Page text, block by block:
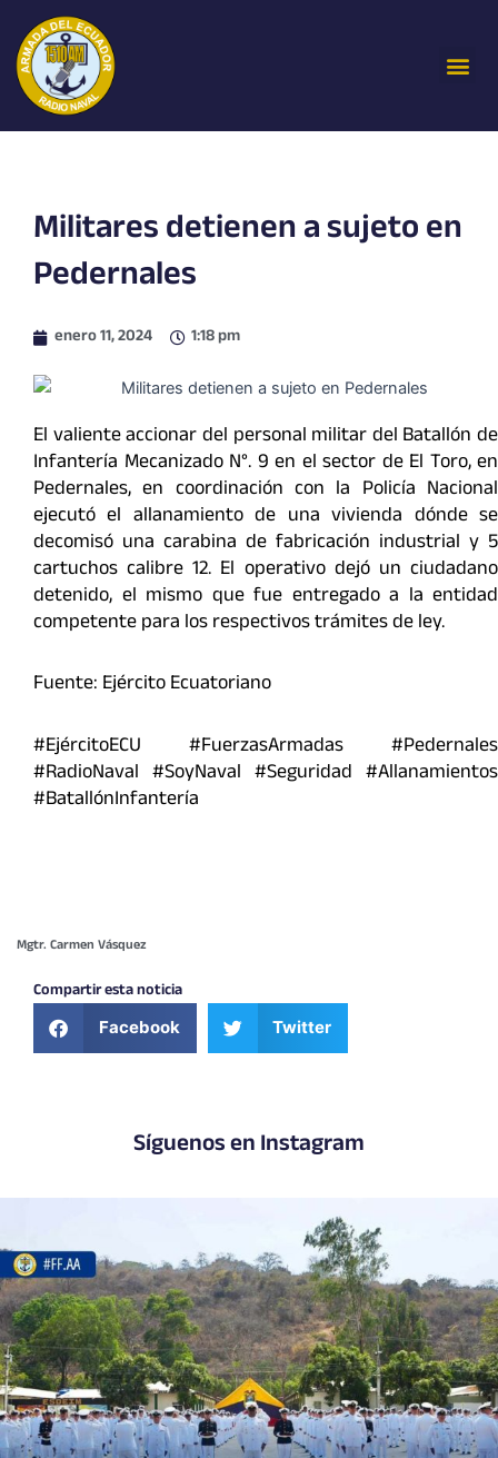
contenido
Militares detienen a sujeto en
Pedernales
enero 11, 2024 1:18 pm
El valiente accionar del personal militar del Batallón de
Infantería Mecanizado N°. 9 en el sector de El Toro, en
Pedernales, en coordinación con la Policía Nacional
ejecutó el allanamiento de una vivienda dónde se
decomisó una carabina de fabricación industrial y 5
cartuchos calibre 12. El operativo dejó un ciudadano
detenido, el mismo que fue entregado a la entidad
competente para los respectivos trámites de ley.
Fuente: Ejército Ecuatoriano
#EjércitoECU #FuerzasArmadas #Pedernales
#RadioNaval #SoyNaval #Seguridad #Allanamientos
#BatallónInfantería
Mgtr. Carmen Vásquez
Compartir esta noticia
Facebook Twitter
Síguenos en Instagram